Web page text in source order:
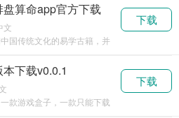
算命app官方下载
文
国传统文化的易学古籍，并
下载
下载v0.0.1
款游戏盒子，一款只能下载
下载